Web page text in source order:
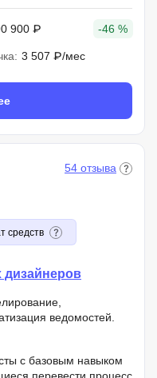
900 ₽ -46 %
3 507 ₽/мес
54 отзыва
средств
ведомостей.
с базовым навыком